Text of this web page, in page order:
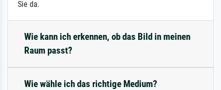
Sie da.
Wie kann ich erkennen, ob das Bild in meinen
Raum passt?
Wie wähle ich das richtige Medium?